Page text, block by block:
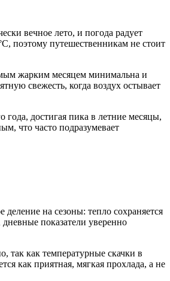
вечное лето, и погода радует
поэтому путешественникам не стоит
жарким месяцем минимальна и
свежесть, когда воздух остывает
достигая пика в летние месяцы,
что часто подразумевает
деление на сезоны: тепло сохраняется
показатели уверенно
так как температурные скачки в
как приятная, мягкая прохлада, а не